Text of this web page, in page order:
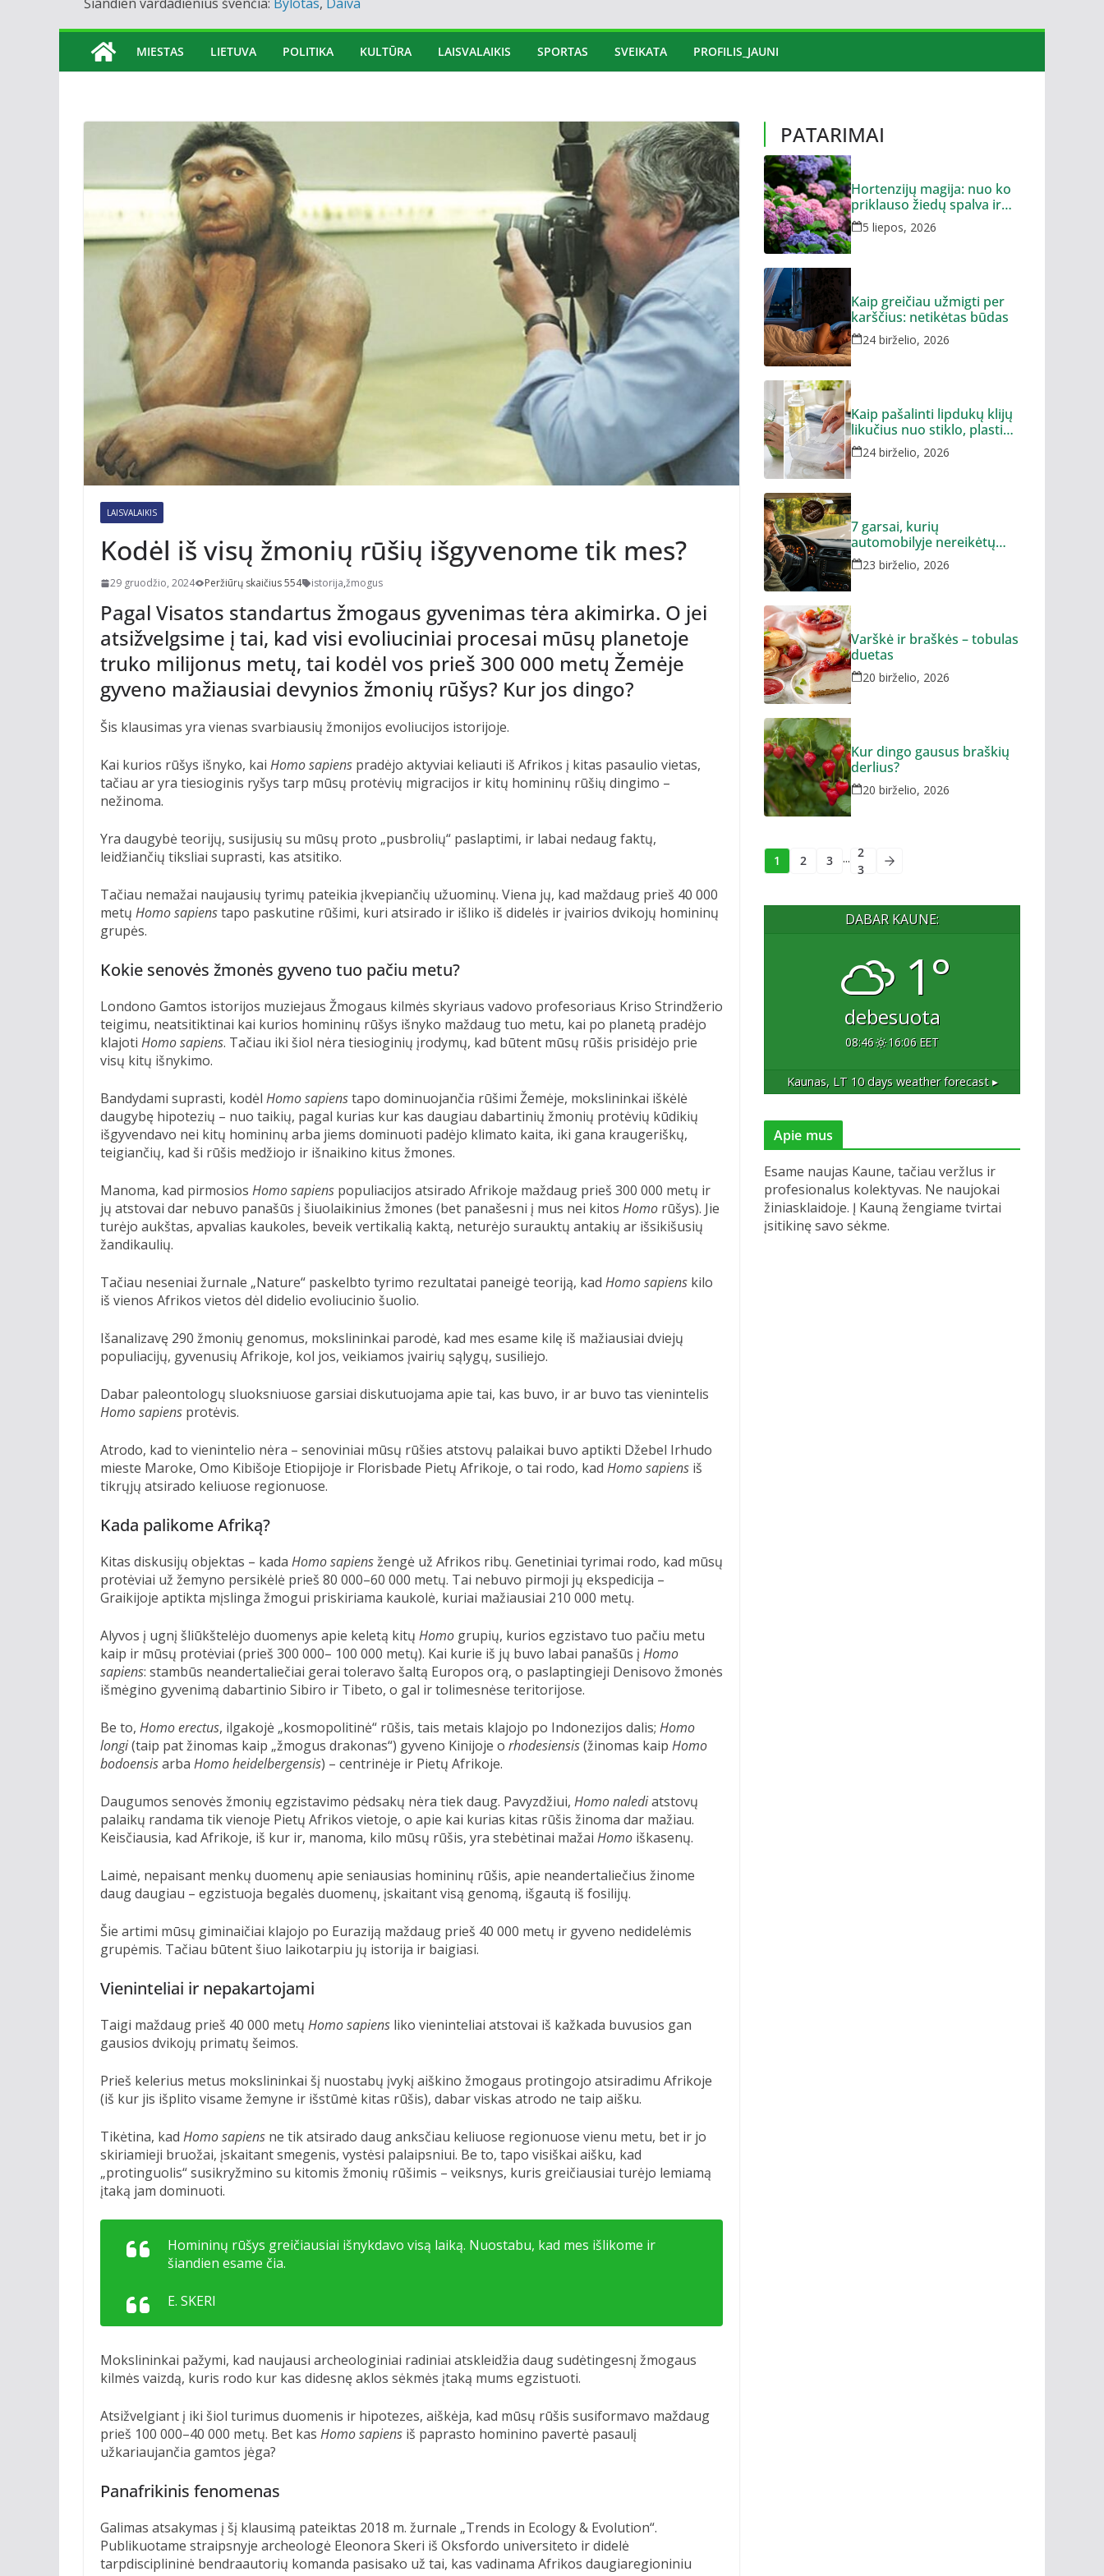
MIESTAS LIETUVA POLITIKA KULTŪRA LAISVALAIKIS SPORTAS SVEIKATA PROFILIS_JAUNI
LAISVALAIKIS
Kodėl iš visų žmonių rūšių išgyvenome tik mes?
29 gruodžio, 2024 Peržiūrų skaičius 554 istorija,žmogus
Pagal Visatos standartus žmogaus gyvenimas tėra akimirka. O jei
atsižvelgsime į tai, kad visi evoliuciniai procesai mūsų planetoje
truko milijonus metų, tai kodėl vos prieš 300 000 metų Žemėje
gyveno mažiausiai devynios žmonių rūšys? Kur jos dingo?
Šis klausimas yra vienas svarbiausių žmonijos evoliucijos istorijoje.
Kai kurios rūšys išnyko, kai Homo sapiens pradėjo aktyviai keliauti iš Afrikos į kitas pasaulio vietas,
tačiau ar yra tiesioginis ryšys tarp mūsų protėvių migracijos ir kitų homininų rūšių dingimo –
nežinoma.
Yra daugybė teorijų, susijusių su mūsų proto „pusbrolių“ paslaptimi, ir labai nedaug faktų,
leidžiančių tiksliai suprasti, kas atsitiko.
Tačiau nemažai naujausių tyrimų pateikia įkvepiančių užuominų. Viena jų, kad maždaug prieš 40 000
metų Homo sapienstapo paskutine rūšimi, kuri atsirado ir išliko iš didelės ir įvairios dvikojų homininų
grupės.
Kokie senovės žmonės gyveno tuo pačiu metu?
Londono Gamtos istorijos muziejaus Žmogaus kilmės skyriaus vadovo profesoriaus Kriso Strindžerio
teigimu, neatsitiktinai kai kurios homininų rūšys išnyko maždaug tuo metu, kai po planetą pradėjo
klajoti Homo sapiens. Tačiau iki šiol nėra tiesioginių įrodymų, kad būtent mūsų rūšis prisidėjo prie
visų kitų išnykimo.
Bandydami suprasti, kodėl Homo sapienstapo dominuojančia rūšimi Žemėje, mokslininkai iškėlė
daugybę hipotezių – nuo taikių, pagal kurias kur kas daugiau dabartinių žmonių protėvių kūdikių
išgyvendavo nei kitų homininų arba jiems dominuoti padėjo klimato kaita, iki gana kraugeriškų,
teigiančių, kad ši rūšis medžiojo ir išnaikino kitus žmones.
Manoma, kad pirmosios Homo sapiens populiacijos atsirado Afrikoje maždaug prieš 300 000 metų ir
jų atstovai dar nebuvo panašūs į šiuolaikinius žmones (bet panašesni į mus nei kitos Homo rūšys). Jie
turėjo aukštas, apvalias kaukoles, beveik vertikalią kaktą, neturėjo surauktų antakių ar išsikišusių
žandikaulių.
Tačiau neseniai žurnale „Nature“ paskelbto tyrimo rezultatai paneigė teoriją, kad Homo sapiens kilo
iš vienos Afrikos vietos dėl didelio evoliucinio šuolio.
Išanalizavę 290 žmonių genomus, mokslininkai parodė, kad mes esame kilę iš mažiausiai dviejų
populiacijų, gyvenusių Afrikoje, kol jos, veikiamos įvairių sąlygų, susiliejo.
Dabar paleontologų sluoksniuose garsiai diskutuojama apie tai, kas buvo, ir ar buvo tas vienintelis
Homo sapiens protėvis.
Atrodo, kad to vienintelio nėra – senoviniai mūsų rūšies atstovų palaikai buvo aptikti Džebel Irhudo
mieste Maroke, Omo Kibišoje Etiopijoje ir Florisbade Pietų Afrikoje, o tai rodo, kad Homo sapiens iš
tikrųjų atsirado keliuose regionuose.
Kada palikome Afriką?
Kitas diskusijų objektas – kada Homo sapiensžengė už Afrikos ribų. Genetiniai tyrimai rodo, kad mūsų
protėviai už žemyno persikėlė prieš 80 000–60 000 metų. Tai nebuvo pirmoji jų ekspedicija –
Graikijoje aptikta mįslinga žmogui priskiriama kaukolė, kuriai mažiausiai 210 000 metų.
Alyvos į ugnį šliūkštelėjo duomenys apie keletą kitų Homo grupių, kurios egzistavo tuo pačiu metu
kaip ir mūsų protėviai (prieš 300 000– 100 000 metų). Kai kurie iš jų buvo labai panašūs į Homo
sapiens: stambūs neandertaliečiai gerai toleravo šaltą Europos orą, o paslaptingieji Denisovo žmonės
išmėgino gyvenimą dabartinio Sibiro ir Tibeto, o gal ir tolimesnėse teritorijose.
Be to, Homo erectus, ilgakojė „kosmopolitinė“ rūšis, tais metais klajojo po Indonezijos dalis; Homo
longi(taip pat žinomas kaip „žmogus drakonas“) gyveno Kinijoje o rhodesiensis(žinomas kaip Homo
bodoensisarba Homo heidelbergensis) – centrinėje ir Pietų Afrikoje.
Daugumos senovės žmonių egzistavimo pėdsakų nėra tiek daug. Pavyzdžiui, Homo nalediatstovų
palaikų randama tik vienoje Pietų Afrikos vietoje, o apie kai kurias kitas rūšis žinoma dar mažiau.
Keisčiausia, kad Afrikoje, iš kur ir, manoma, kilo mūsų rūšis, yra stebėtinai mažai Homo iškasenų.
Laimė, nepaisant menkų duomenų apie seniausias homininų rūšis, apie neandertaliečius žinome
daug daugiau – egzistuoja begalės duomenų, įskaitant visą genomą, išgautą iš fosilijų.
Šie artimi mūsų giminaičiai klajojo po Euraziją maždaug prieš 40 000 metų ir gyveno nedidelėmis
grupėmis. Tačiau būtent šiuo laikotarpiu jų istorija ir baigiasi.
Vieninteliai ir nepakartojami
Taigi maždaug prieš 40 000 metų Homo sapiens liko vieninteliai atstovai iš kažkada buvusios gan
gausios dvikojų primatų šeimos.
Prieš kelerius metus mokslininkai šį nuostabų įvykį aiškino žmogaus protingojo atsiradimu Afrikoje
(iš kur jis išplito visame žemyne ir išstūmė kitas rūšis), dabar viskas atrodo ne taip aišku.
Tikėtina, kad Homo sapiens ne tik atsirado daug anksčiau keliuose regionuose vienu metu, bet ir jo
skiriamieji bruožai, įskaitant smegenis, vystėsi palaipsniui. Be to, tapo visiškai aišku, kad
„protinguolis“ susikryžmino su kitomis žmonių rūšimis – veiksnys, kuris greičiausiai turėjo lemiamą
įtaką jam dominuoti.
Homininų rūšys greičiausiai išnykdavo visą laiką. Nuostabu, kad mes išlikome ir
šiandien esame čia.
E. SKERI
Mokslininkai pažymi, kad naujausi archeologiniai radiniai atskleidžia daug sudėtingesnį žmogaus
kilmės vaizdą, kuris rodo kur kas didesnę aklos sėkmės įtaką mums egzistuoti.
Atsižvelgiant į iki šiol turimus duomenis ir hipotezes, aiškėja, kad mūsų rūšis susiformavo maždaug
prieš 100 000–40 000 metų. Bet kas Homo sapiens iš paprasto hominino pavertė pasaulį
užkariaujančia gamtos jėga?
Panafrikinis fenomenas
Galimas atsakymas į šį klausimą pateiktas 2018 m. žurnale „Trends in Ecology & Evolution“.
Publikuotame straipsnyje archeologė Eleonora Skeri iš Oksfordo universiteto ir didelė
tarpdisciplininė bendraautorių komanda pasisako už tai, kas vadinama Afrikos daugiaregioniniu
PATARIMAI
Hortenzijų magija: nuo ko
priklauso žiedų spalva ir
dydis?
5 liepos, 2026
Kaip greičiau užmigti per
karščius: netikėtas būdas
24 birželio, 2026
Kaip pašalinti lipdukų klijų
likučius nuo stiklo, plastiko
ar metalo
24 birželio, 2026
7 garsai, kurių
automobilyje nereikėtų
ignoruoti
23 birželio, 2026
Varškė ir braškės – tobulas
duetas
20 birželio, 2026
Kur dingo gausus braškių
derlius?
20 birželio, 2026
1 2 3 ... 2
3
DABAR KAUNE:
1°
debesuota
08:46 16:06 EET
Kaunas, LT10 days weather forecast ▸
Apie mus
Esame naujas Kaune, tačiau veržlus ir
profesionalus kolektyvas. Ne naujokai
žiniasklaidoje. Į Kauną žengiame tvirtai
įsitikinę savo sėkme.